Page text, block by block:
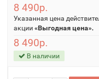
8 490р.
Указанная цена
акции «Выгодная цена».
8 490р.
В наличии